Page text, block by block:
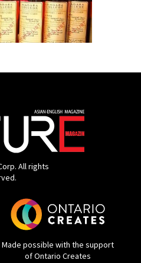
All rights
Made possible with the support
of Ontario Creates